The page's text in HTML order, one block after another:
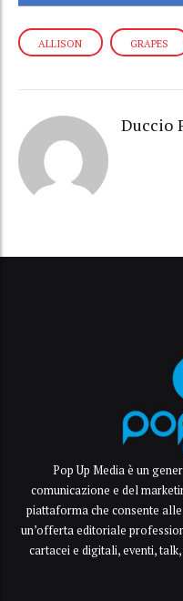
ALLISON GRAPES
Duccio
Pop Up Media è un
comunicazione e del
piattaforma che consente
un’offerta editoriale
cartacei e digitali, eventi,